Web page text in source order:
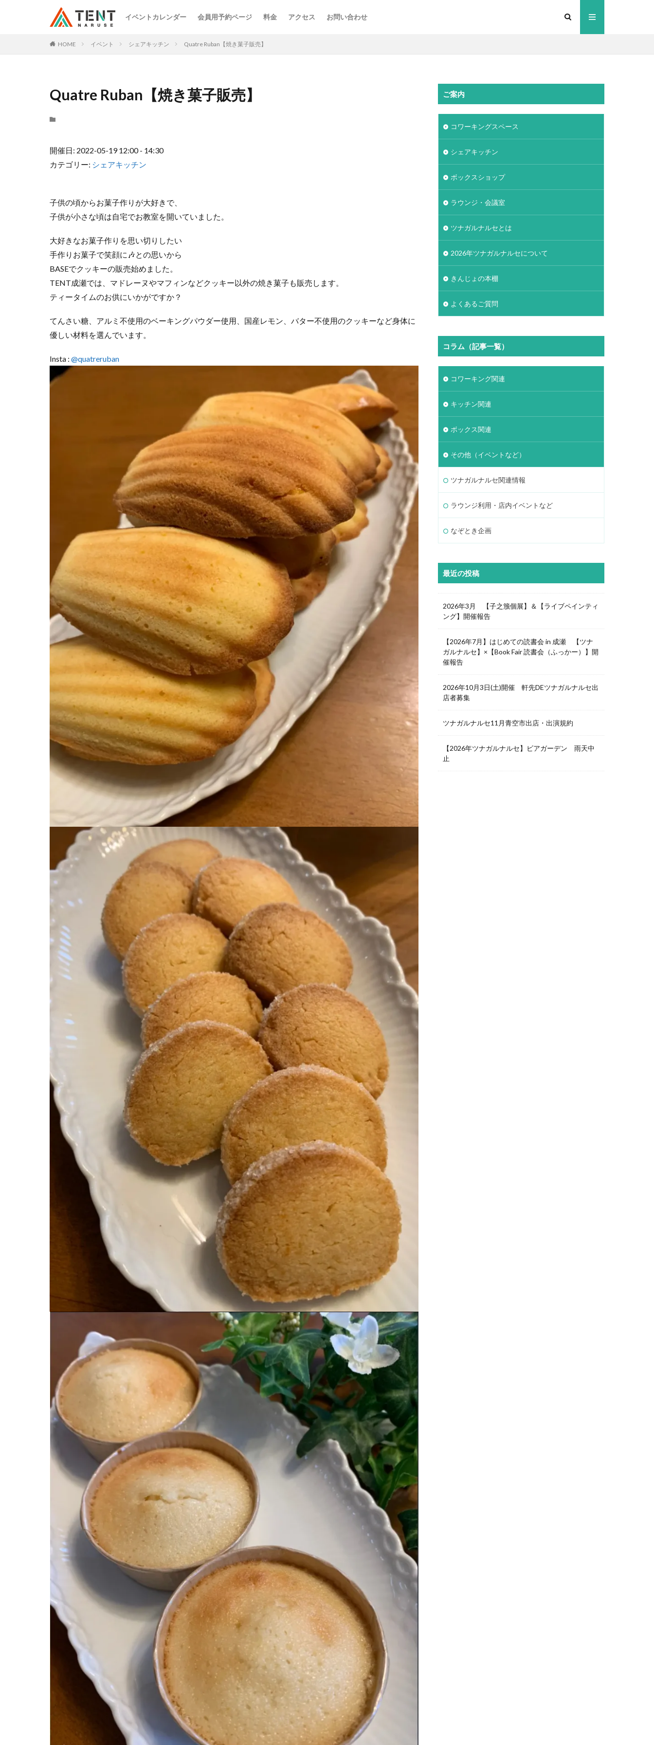
イベントカレンダー 会員用予約ページ 料金 アクセス お問い合わせ
HOME イベント シェアキッチン Quatre Ruban【焼き菓子販売】
Quatre Ruban【焼き菓子販売】
開催日: 2022-05-19 12:00 - 14:30
カテゴリー: シェアキッチン
子供の頃からお菓子作りが大好きで、
子供が小さな頃は自宅でお教室を開いていました。
大好きなお菓子作りを思い切りしたい
手作りお菓子で笑顔に🎶との思いから
BASEでクッキーの販売始めました。
TENT成瀬では、マドレーヌやマフィンなどクッキー以外の焼き菓子も販売します。
ティータイムのお供にいかがですか？
てんさい糖、アルミ不使用のベーキングパウダー使用、国産レモン、バター不使用のクッキーなど身体に
優しい材料を選んでいます。
Insta : @quatreruban
ご案内
コワーキングスペース
シェアキッチン
ボックスショップ
ラウンジ・会議室
ツナガルナルセとは
2026年ツナガルナルセについて
きんじょの本棚
よくあるご質問
コラム（記事一覧）
コワーキング関連
キッチン関連
ボックス関連
その他（イベントなど）
ツナガルナルセ関連情報
ラウンジ利用・店内イベントなど
なぞとき企画
最近の投稿
2026年3月 【子之籏個展】＆【ライブペインティ
ング】開催報告
【2026年7月】はじめての読書会 in 成瀬 【ツナ
ガルナルセ】×【Book Fair 読書会（ふっかー）】開
催報告
2026年10月3日(土)開催 軒先DEツナガルナルセ出
店者募集
ツナガルナルセ11月青空市出店・出演規約
【2026年ツナガルナルセ】ビアガーデン 雨天中
止